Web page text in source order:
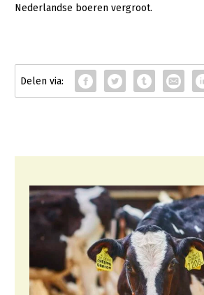
Nederlandse boeren vergroot.